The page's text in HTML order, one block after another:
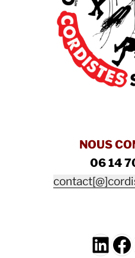
NOUS
06 14